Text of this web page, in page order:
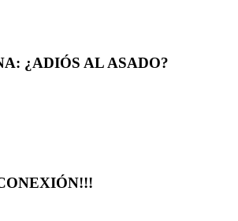
¿ADIÓS AL ASADO?